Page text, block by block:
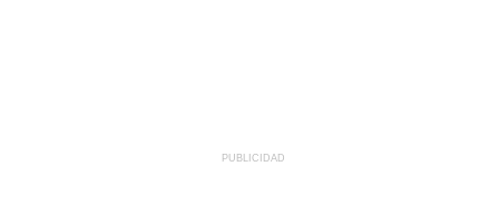
PUBLICIDAD